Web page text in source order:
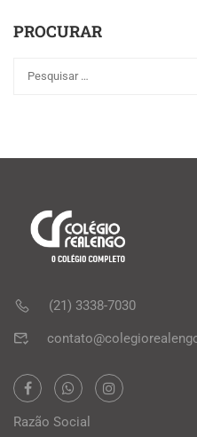
PROCURAR
(21) 3338-7030
Razão Social